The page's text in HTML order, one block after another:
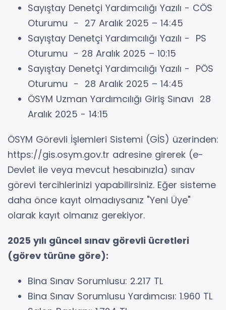
Sayıştay Denetçi Yardımcılığı Yazılı - CÖS
Oturumu - 27 Aralık 2025 – 14:45
Sayıştay Denetçi Yardımcılığı Yazılı - PS
Oturumu - 28 Aralık 2025 – 10:15
Sayıştay Denetçi Yardımcılığı Yazılı - PÖS
Oturumu - 28 Aralık 2025 – 14:45
ÖSYM Uzman Yardımcılığı Giriş Sınavı 28
Aralık 2025 - 14:15
ÖSYM Görevli İşlemleri Sistemi (GİS) üzerinden:
https://gis.osym.gov.tr adresine girerek (e-
Devlet ile veya mevcut hesabınızla) sınav
görevi tercihlerinizi yapabilirsiniz. Eğer sisteme
daha önce kayıt olmadıysanız "Yeni Üye"
olarak kayıt olmanız gerekiyor.
2025 yılı güncel sınav görevli ücretleri
(görev türüne göre):
Bina Sınav Sorumlusu: 2.217 TL
Bina Sınav Sorumlusu Yardımcısı: 1.960 TL